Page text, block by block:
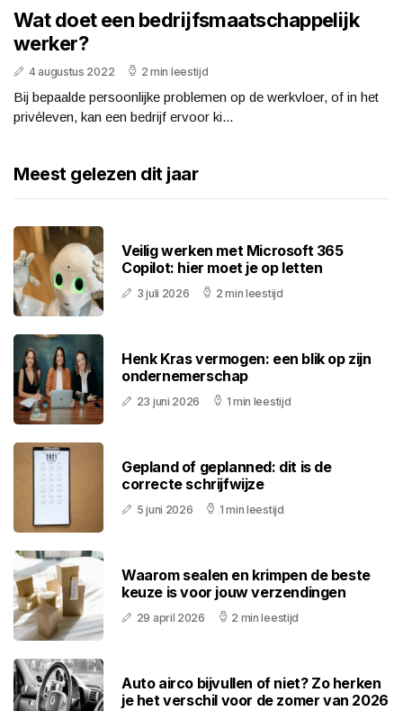
Wat doet een bedrijfsmaatschappelijk
werker?
4 augustus 2022 2 min leestijd
Bij bepaalde persoonlijke problemen op de werkvloer, of in het
privéleven, kan een bedrijf ervoor ki...
Meest gelezen dit jaar
Veilig werken met Microsoft 365
Copilot: hier moet je op letten
3 juli 2026 2 min leestijd
Henk Kras vermogen: een blik op zijn
ondernemerschap
23 juni 2026 1 min leestijd
Gepland of geplanned: dit is de
correcte schrijfwijze
5 juni 2026 1 min leestijd
Waarom sealen en krimpen de beste
keuze is voor jouw verzendingen
29 april 2026 2 min leestijd
Auto airco bijvullen of niet? Zo herken
je het verschil voor de zomer van 2026